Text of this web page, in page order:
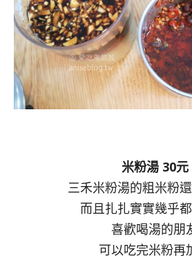
米粉湯 30元
三禾米粉湯的粗米粉
而且扎扎實實幾乎
喜歡喝湯的朋
可以吃完米粉再